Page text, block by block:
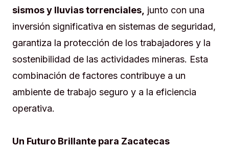
sismos y lluvias torrenciales, junto con una
inversión significativa en sistemas de seguridad,
garantiza la protección de los trabajadores y la
sostenibilidad de las actividades mineras. Esta
combinación de factores contribuye a un
ambiente de trabajo seguro y a la eficiencia
operativa.
Un Futuro Brillante para Zacatecas